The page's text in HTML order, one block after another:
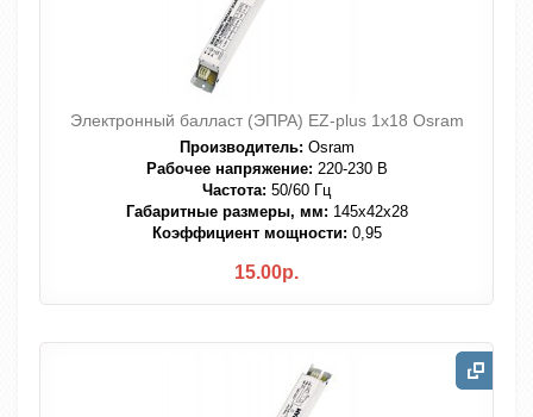
Электронный балласт (ЭПРА) EZ-plus 1x18 Osram
Производитель: Osram
Рабочее напряжение: 220-230 В
Частота: 50/60 Гц
Габаритные размеры, мм: 145x42x28
Коэффициент мощности: 0,95
15.00р.